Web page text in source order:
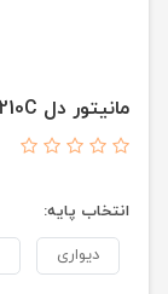
مانیتور دل Dell E2210C
انتخاب پایه:
دیواری